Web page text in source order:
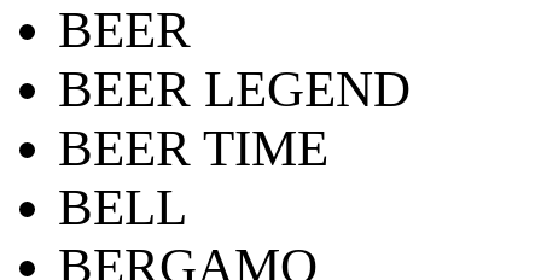
BEER
BEER LEGEND
BEER TIME
BELL
BERGAMO